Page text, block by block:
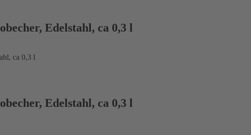
Edelstahl, ca 0,3 l
ca 0,3 l
Edelstahl, ca 0,3 l